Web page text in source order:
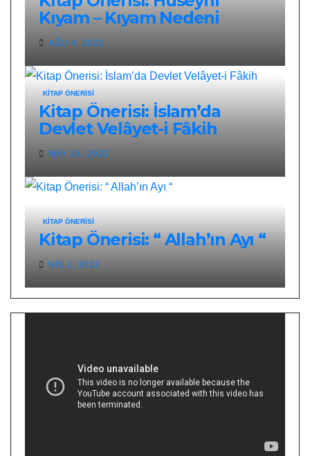
Kıyam – Kıyam Nedeni
AĞU 4, 2022
KITAP ÖNERISI
Kitap Önerisi: İslam’da
Devlet Velâyet-i Fâkih
MAY 24, 2022
KITAP ÖNERISI
Kitap Önerisi: “ Allah’ın Ayı “
NIS 2, 2022